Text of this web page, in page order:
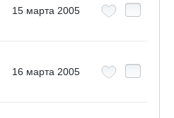
15 марта 2005
16 марта 2005